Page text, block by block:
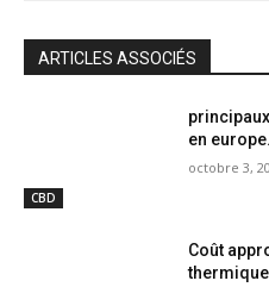
ARTICLES ASSOCIÉS
CBD
en europe.
octobre 3,
Coût